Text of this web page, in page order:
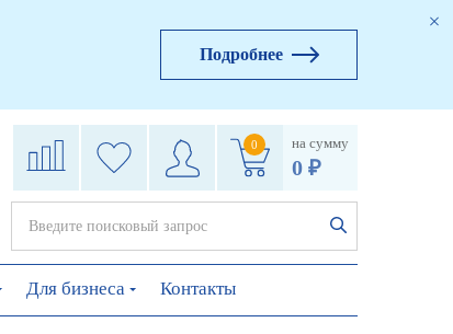
Подробнее
0 на сумму
0 ₽
Для бизнеса Контакты